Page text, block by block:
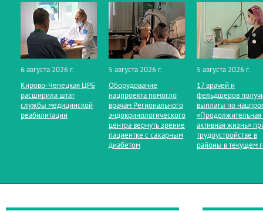
6 августа 2026 г.
Кирово‑Чепецкая ЦРБ
расширила штат
службы медицинской
реабилитации
5 августа 2026 г.
Оборудование
нацпроекта помогло
врачам Регионального
эндокринологического
центра вернуть зрение
пациентке с сахарным
диабетом
5 августа 2026 г.
17 врачей и
фельдшеров
выплаты по
«Продолжительная
активная жизнь»
трудоустройстве в
районы в текущем